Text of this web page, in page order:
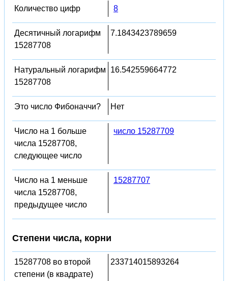
Количество цифр 8
Десятичный логарифм
15287708
7.1843423789659
Натуральный логарифм
15287708
16.542559664772
Это число Фибоначчи? Нет
Число на 1 больше
числа 15287708,
следующее число
число 15287709
Число на 1 меньше
числа 15287708,
предыдущее число
15287707
Степени числа, корни
15287708 во второй
степени (в квадрате)
233714015893264